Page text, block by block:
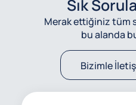
Sık
Merak ettiğiniz tüm
bu alanda
Bizimle